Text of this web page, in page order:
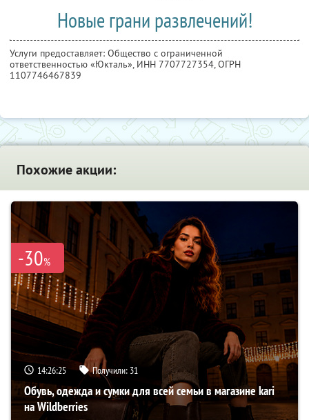
Новые грани развлечений!
Услуги предоставляет: Общество с ограниченной
ответственностью «Юкталь», ИНН 7707727354, ОГРН
1107746467839
Похожие акции:
-30%
14:26:24 Получили: 31
Обувь, одежда и сумки для всей семьи в магазине kari
на Wildberries